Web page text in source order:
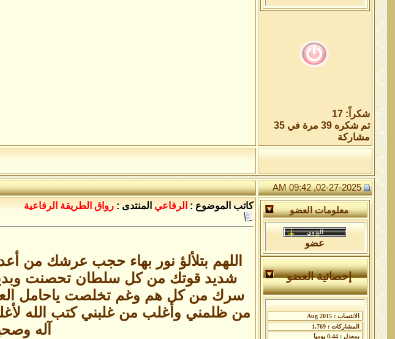
شكراً: 17
تم شكره 39 مرة في 35
مشاركة
02-27-2025, 09:42 AM
معلومات العضو
عضو
إحصائية العضو
كاتب الموضوع : الرفاعي المنتدى : رواق الطريقة الرفاعية
اللهم بتلألؤ نور بهاء حجب عرشك من
شديد قوتك من كل سلطان تحصنت
سرك من كل هم وغم تخلصت ياحامل
من ظلمني وأغلب من غلبني كتب الله
آله